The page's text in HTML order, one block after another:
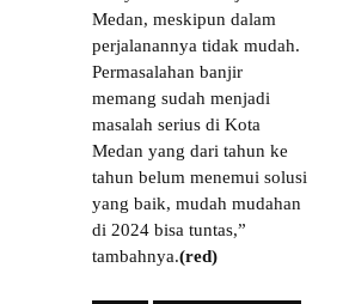
Medan, meskipun dalam
perjalanannya tidak mudah.
Permasalahan banjir
memang sudah menjadi
masalah serius di Kota
Medan yang dari tahun ke
tahun belum menemui solusi
yang baik, mudah mudahan
di 2024 bisa tuntas,”
tambahnya.(red)